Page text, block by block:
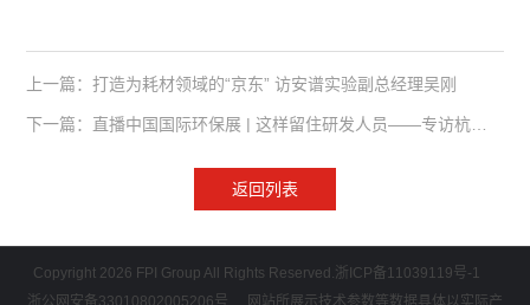
上一篇：打造为耗材领域的“京东” 访安谱实验副总经理吴刚
返回列表
Copyright 2026 FPI Group All Rights Reserved.浙ICP备11039119号-1
浙公网安备33010802005206号
网站所展示技术参数等数据具体以实际产